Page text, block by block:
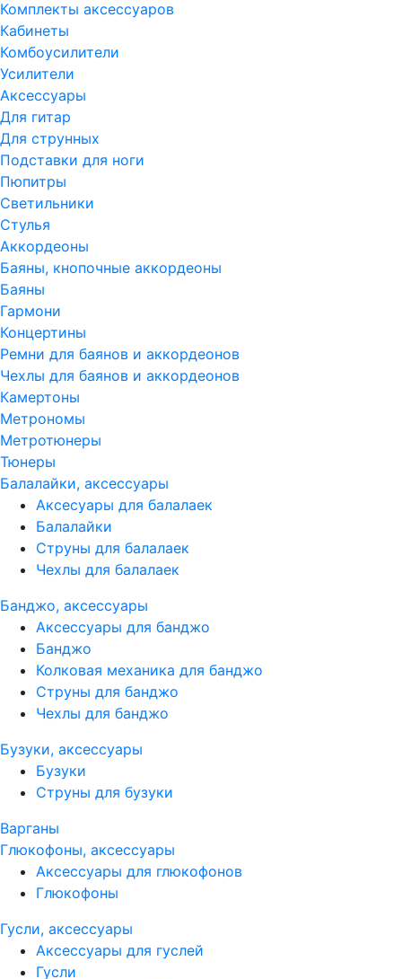
Комплекты аксессуаров
Кабинеты
Комбоусилители
Усилители
Аксессуары
Для гитар
Для струнных
Подставки для ноги
Пюпитры
Светильники
Стулья
Аккордеоны
Баяны, кнопочные аккордеоны
Баяны
Гармони
Концертины
Ремни для баянов и аккордеонов
Чехлы для баянов и аккордеонов
Камертоны
Метрономы
Метротюнеры
Тюнеры
Балалайки, аксессуары
Аксесуары для балалаек
Балалайки
Струны для балалаек
Чехлы для балалаек
Банджо, аксессуары
Аксессуары для банджо
Банджо
Колковая механика для банджо
Струны для банджо
Чехлы для банджо
Бузуки, аксессуары
Бузуки
Струны для бузуки
Варганы
Глюкофоны, аксессуары
Аксессуары для глюкофонов
Глюкофоны
Гусли, аксессуары
Аксессуары для гуслей
Гусли